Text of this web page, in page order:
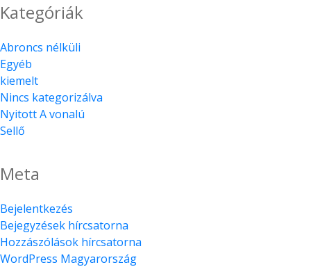
Kategóriák
Abroncs nélküli
Egyéb
kiemelt
Nincs kategorizálva
Nyitott A vonalú
Sellő
Meta
Bejelentkezés
Bejegyzések hírcsatorna
Hozzászólások hírcsatorna
WordPress Magyarország